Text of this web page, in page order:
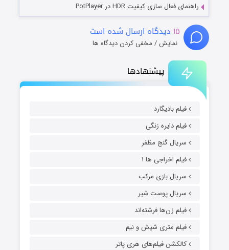
پیشنهادها
فیلم بادیگارد
فیلم دایره زنگی
سریال گنج مظفر
فیلم اخراجی ها ۱
سریال بازی مرکب
سریال پوست شیر
فیلم زن‌ها فرشته‌اند
فیلم متری شیش و نیم
کالکشن فیلم‌های هری پاتر
راهنمای فعال سازی کیفیت HDR در PotPlayer
۱۵ دیدگاه ارسال شده است
نمایش / مخفی کردن دیدگاه ها